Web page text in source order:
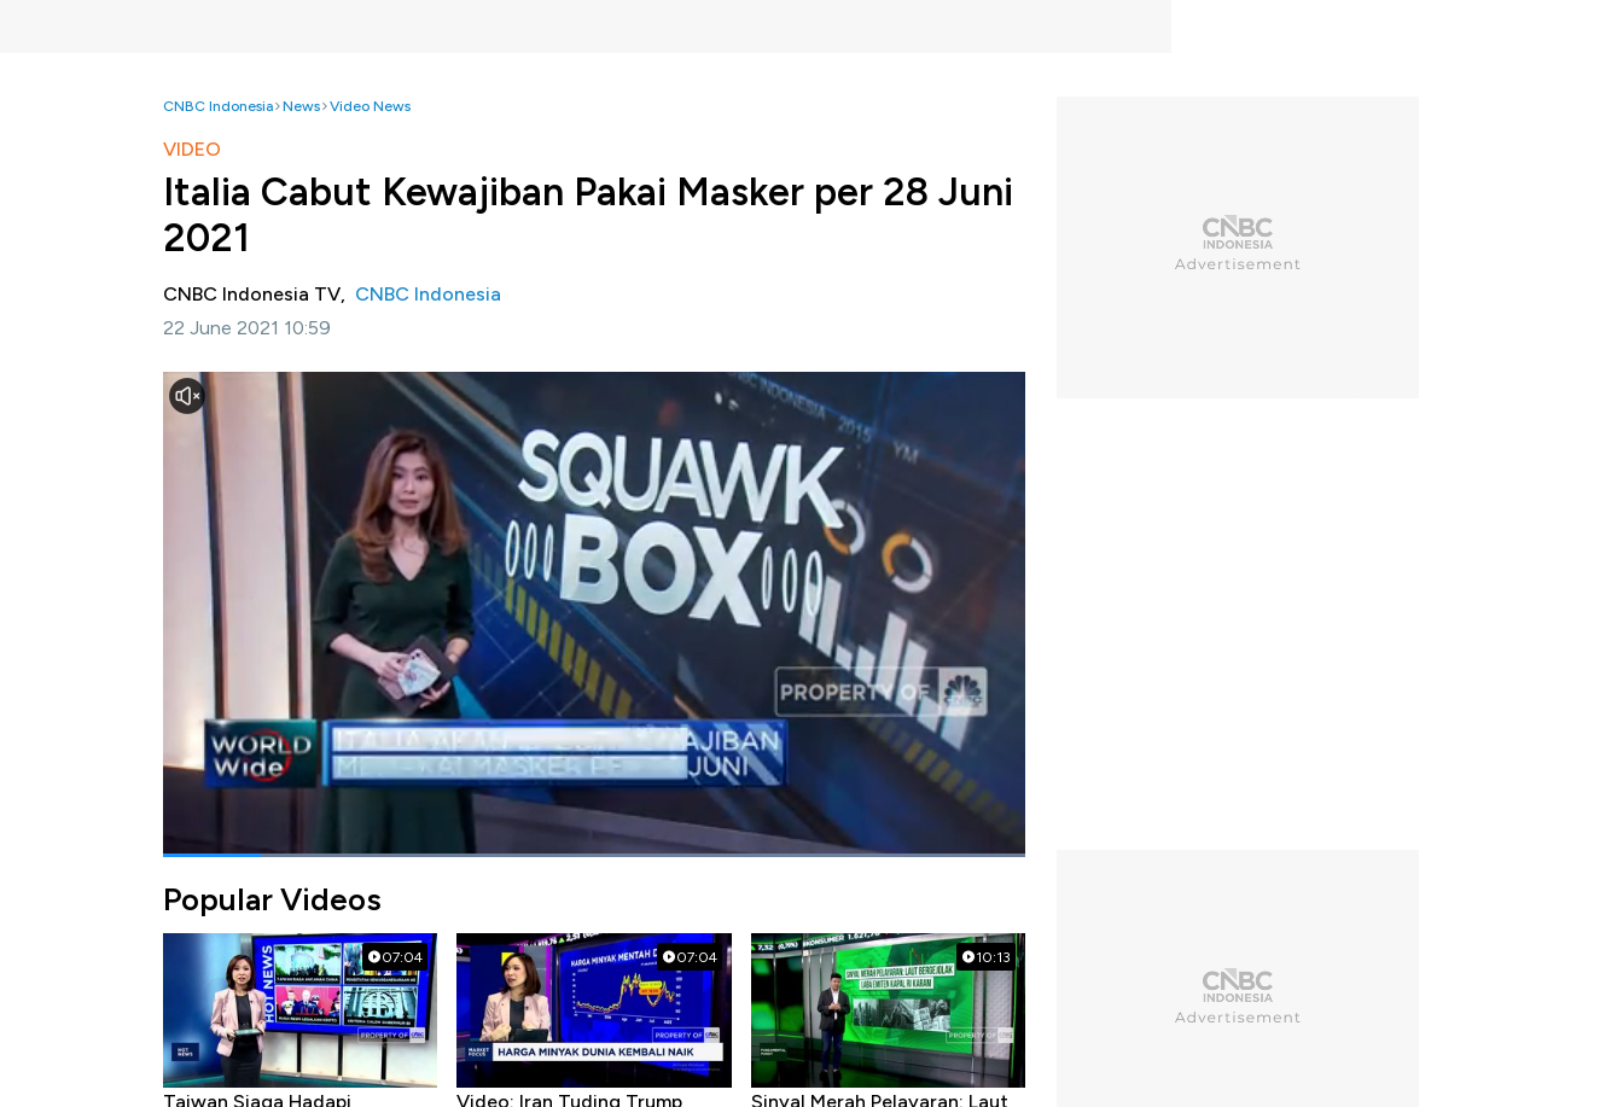
CNBC Indonesia News Video News
VIDEO
Italia Cabut Kewajiban Pakai Masker per 28 Juni
2021
CNBC Indonesia TV, CNBC Indonesia
22 June 2021 10:59
Jakarta, CNBC Indonesia -Pemerintah Italia akan mencabut kewajiban memakai masker di
beberapa wilayah tertentu. Aturan lepas masker tersebut akan resmi dimulai 28 Juni mendatang.
Menteri Kesehatan Roberto Speranza menyatakan kewajiban memakai masker akan dicabut di
wilayah yang berlabel putih yang ditetapkan pemerintah Italia.
Simak informasi selengkapnya dalam program Squawk Box di CNBC Indonesia (Selasa, 22/06/2021)
berikut ini.
Bagikan:
#italia #pandemi #corona #masker
Popular Videos
07:04
Taiwan Siaga Hadapi
07:04
Video: Iran Tuding Trump
10:13
Sinyal Merah Pelayaran: Laut